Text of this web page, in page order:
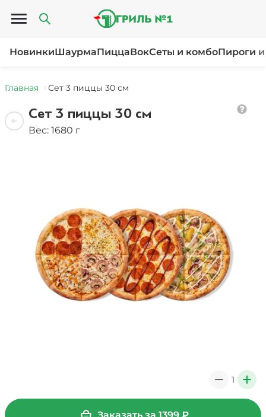
Открыть меню
НовинкиШаурмаПиццаВокСеты и комбоПироги
Главная Сет 3 пиццы 30 см
Сет 3 пиццы 30 см
Вес: 1680 г
1 +